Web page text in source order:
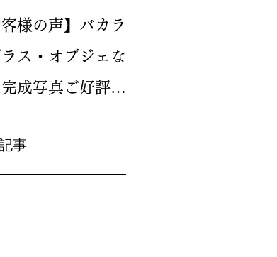
客様の声】バカラ
ス・オブジェな
成写真ご好評い
事